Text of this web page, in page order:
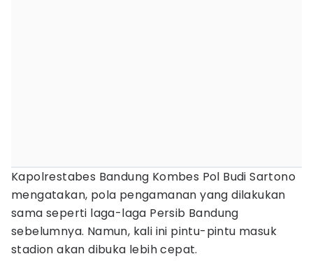
Kapolrestabes Bandung Kombes Pol Budi Sartono
mengatakan, pola pengamanan yang dilakukan
sama seperti laga-laga Persib Bandung
sebelumnya. Namun, kali ini pintu-pintu masuk
stadion akan dibuka lebih cepat.